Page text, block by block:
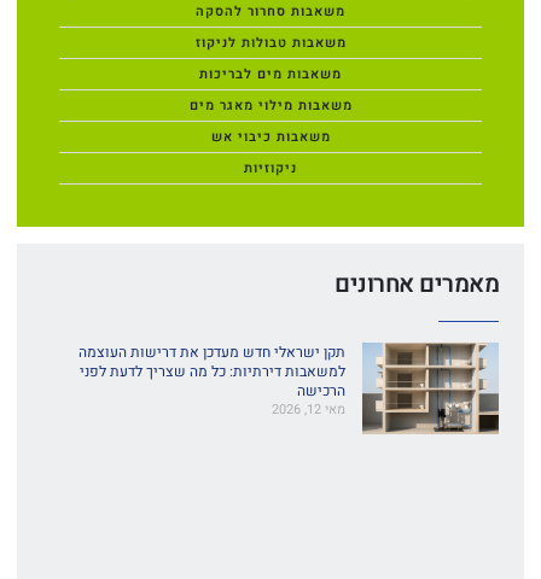
משאבות סחרור להסקה
משאבות טבולות לניקוז
משאבות מים לבריכות
משאבות מילוי מאגר מים
משאבות כיבוי אש
ניקוזיות
מאמרים אחרונים
תקן ישראלי חדש מעדכן את דרישות העוצמה
למשאבות דירתיות: כל מה שצריך לדעת לפני
הרכישה
מאי 12, 2026